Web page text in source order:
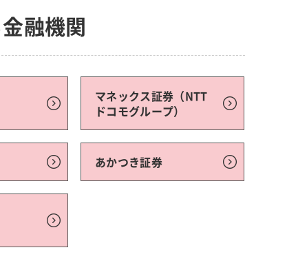
融機関
マネックス証券（NTT
ドコモグループ）
あかつき証券